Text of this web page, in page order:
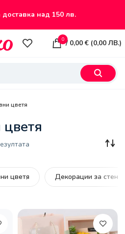
доставка над 150 лв.
0 / 0,00€ (0,00 ЛВ.)
цветя
latest
цветя Декорации за стена